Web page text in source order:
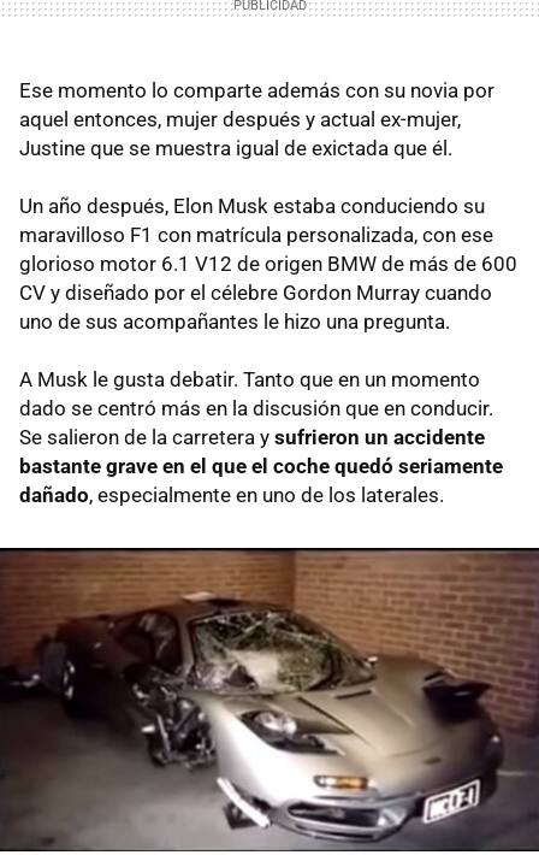
Ese momento lo comparte además con su novia por
aquel entonces, mujer después y actual ex-mujer,
Justine que se muestra igual de exictada que él.
Un año después, Elon Musk estaba conduciendo su
maravilloso F1 con matrícula personalizada, con ese
glorioso motor 6.1 V12 de origen BMW de más de 600
CV y diseñado por el célebre Gordon Murray cuando
uno de sus acompañantes le hizo una pregunta.
A Musk le gusta debatir. Tanto que en un momento
dado se centró más en la discusión que en conducir.
Se salieron de la carretera y sufrieron un accidente
bastante grave en el que el coche quedó seriamente
dañado, especialmente en uno de los laterales.